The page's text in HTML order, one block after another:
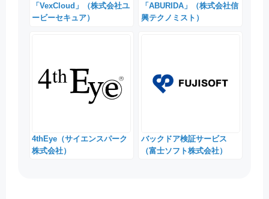
「VexCloud」（株式会社ユ
ービーセキュア）
「ABURIDA」（株式会社信
興テクノミスト）
4thEye（サイエンスパーク
株式会社）
バックドア検証サービス
（富士ソフト株式会社）